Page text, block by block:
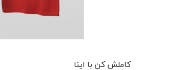
کاملش کن با اینا